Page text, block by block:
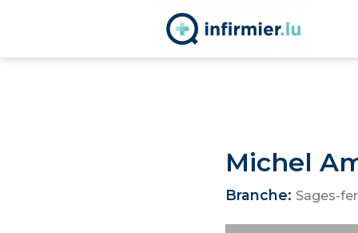
Michel
Branche: Sages-